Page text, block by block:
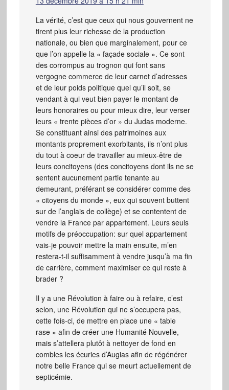
La vérité, c’est que ceux qui nous gouvernent ne
tirent plus leur richesse de la production
nationale, ou bien que marginalement, pour ce
que l’on appelle la « façade sociale ». Ce sont
des corrompus au trognon qui font sans
vergogne commerce de leur carnet d’adresses
et de leur poids politique quel qu’il soit, se
vendant à qui veut bien payer le montant de
leurs honoraires ou pour mieux dire, leur verser
leurs « trente pièces d’or » du Judas moderne.
Se constituant ainsi des patrimoines aux
montants proprement exorbitants, ils n’ont plus
du tout à coeur de travailler au mieux-être de
leurs concitoyens (des concitoyens dont ils ne se
sentent aucunement partie tenante au
demeurant, préférant se considérer comme des
« citoyens du monde », eux qui souvent buttent
sur de l’anglais de collège) et se contentent de
vendre la France par appartement. Leurs seuls
motifs de préoccupation: sur quel appartement
vais-je pouvoir mettre la main ensuite, m’en
restera-t-il suffisamment à vendre jusqu’à ma fin
de carrière, comment maximiser ce qui reste à
brader ?
Il y a une Révolution à faire ou à refaire, c’est
selon, une Révolution qui ne s’occupera pas,
cette fois-ci, de mettre en place une « table
rase » afin de créer une Humanité Nouvelle,
mais s’attellera plutôt à nettoyer de fond en
combles les écuries d’Augias afin de régénérer
notre belle France qui se meurt actuellement de
septicémie.